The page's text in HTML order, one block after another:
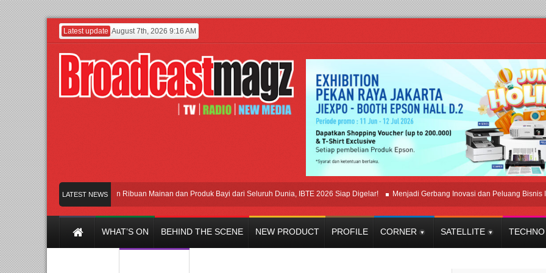
Latest update August 7th, 2026 9:16 AM
LATEST NEWS
Meramaikan Jakarta dengan Ribuan Mainan dan Produk Bayi dari Seluruh Dunia, IBTE 2026 Siap Digelar! Menjadi Gerbang Inovasi dan Peluang Bisnis
WHAT’S ON BEHIND THE SCENE NEW PRODUCT PROFILE CORNER SATELLITE TECHNO